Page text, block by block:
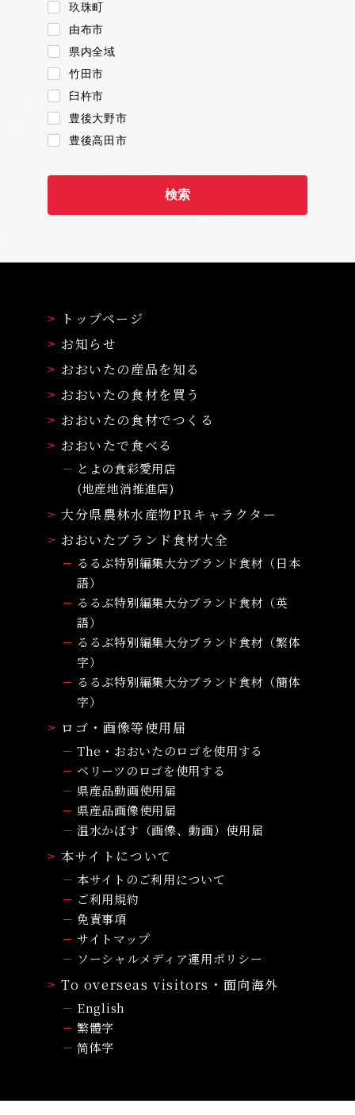
玖珠町
由布市
県内全域
竹田市
臼杵市
豊後大野市
豊後高田市
トップページ
お知らせ
おおいたの産品を知る
おおいたの食材を買う
おおいたの食材でつくる
おおいたで食べる
とよの食彩愛用店
(地産地消推進店)
大分県農林水産物PRキャラクター
おおいたブランド食材大全
るるぶ特別編集大分ブランド食材（日本
語）
るるぶ特別編集大分ブランド食材（英
語）
るるぶ特別編集大分ブランド食材（繁体
字）
るるぶ特別編集大分ブランド食材（簡体
字）
ロゴ・画像等使用届
The・おおいたのロゴを使用する
ベリーツのロゴを使用する
県産品動画使用届
県産品画像使用届
温水かぼす（画像、動画）使用届
本サイトについて
本サイトのご利用について
ご利用規約
免責事項
サイトマップ
ソーシャルメディア運用ポリシー
To overseas visitors・面向海外
English
繁體字
简体字